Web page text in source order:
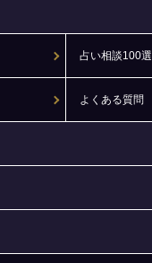
占い相談100選
よくある質問